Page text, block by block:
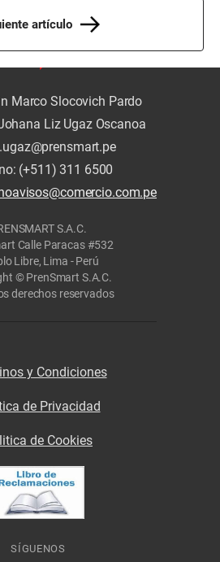
artículo
Marco Slocovich Pardo
Liz Ugaz Oscanoa
(+511) 311 6500
S.A.C.
Calle Paracas #532
Libre, Lima - Perú
© PrenSmart S.A.C.
derechos reservados
y Condiciones
de Privacidad
de Cookies
SÍGUENOS